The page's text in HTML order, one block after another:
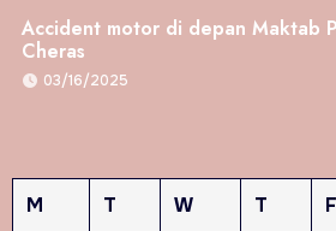
Accident motor di depan Maktab
Cheras
03/16/2025
M T W T F